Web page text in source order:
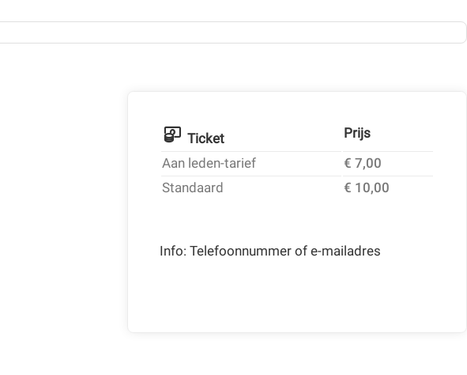
Ticket
Prijs
Aan leden-tarief
€ 7,00
Standaard
€ 10,00
Info: Telefoonnummer of e-mailadres